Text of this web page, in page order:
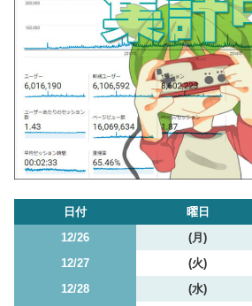
日付 曜日
12/26
(月)
12/27
(火)
12/28
(水)